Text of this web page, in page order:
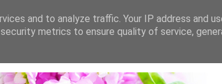
and to analyze traffic. Your IP address and
metrics to ensure quality of service,